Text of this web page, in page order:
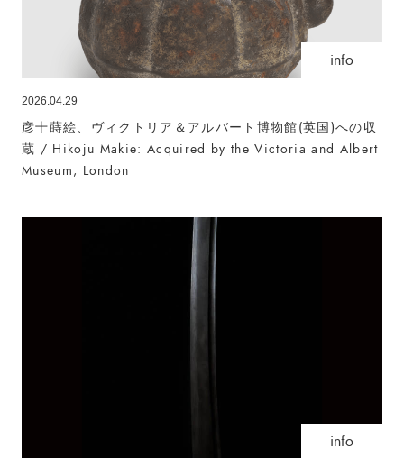
info
2026.04.29
彦十蒔絵、ヴィクトリア＆アルバート博物館(英国)への収
蔵 / Hikoju Makie: Acquired by the Victoria and Albert
Museum, London
info